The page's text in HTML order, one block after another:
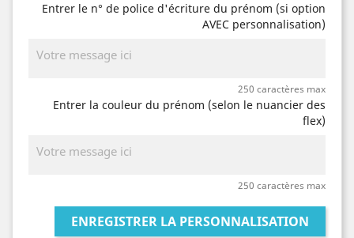
Entrer le n° de police d'écriture du prénom (si option
AVEC personnalisation)
250 caractères max
Entrer la couleur du prénom (selon le nuancier des
flex)
250 caractères max
ENREGISTRER LA PERSONNALISATION